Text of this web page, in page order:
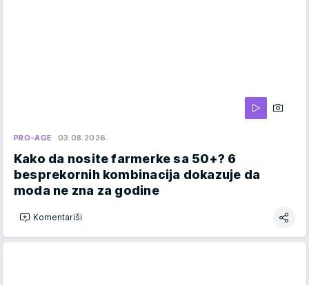
PRO-AGE 03.08.2026.
Kako da nosite farmerke sa 50+? 6
besprekornih kombinacija dokazuje da
moda ne zna za godine
Komentariši